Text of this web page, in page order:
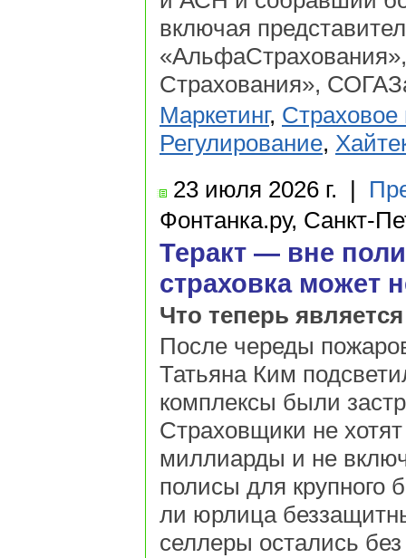
включая
Страхования»,
Маркетинг, Страховое
Регулирование,
23 июля 2026 г. |
Фонтанка.ру, Санкт-
Теракт — вне
страховка может
Что теперь
После череды
Татьяна Ким
комплексы были
Страховщики не
миллиарды и не
полисы для крупного
ли юрлица
селлеры остались